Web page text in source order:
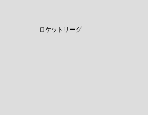
ロケットリーグ